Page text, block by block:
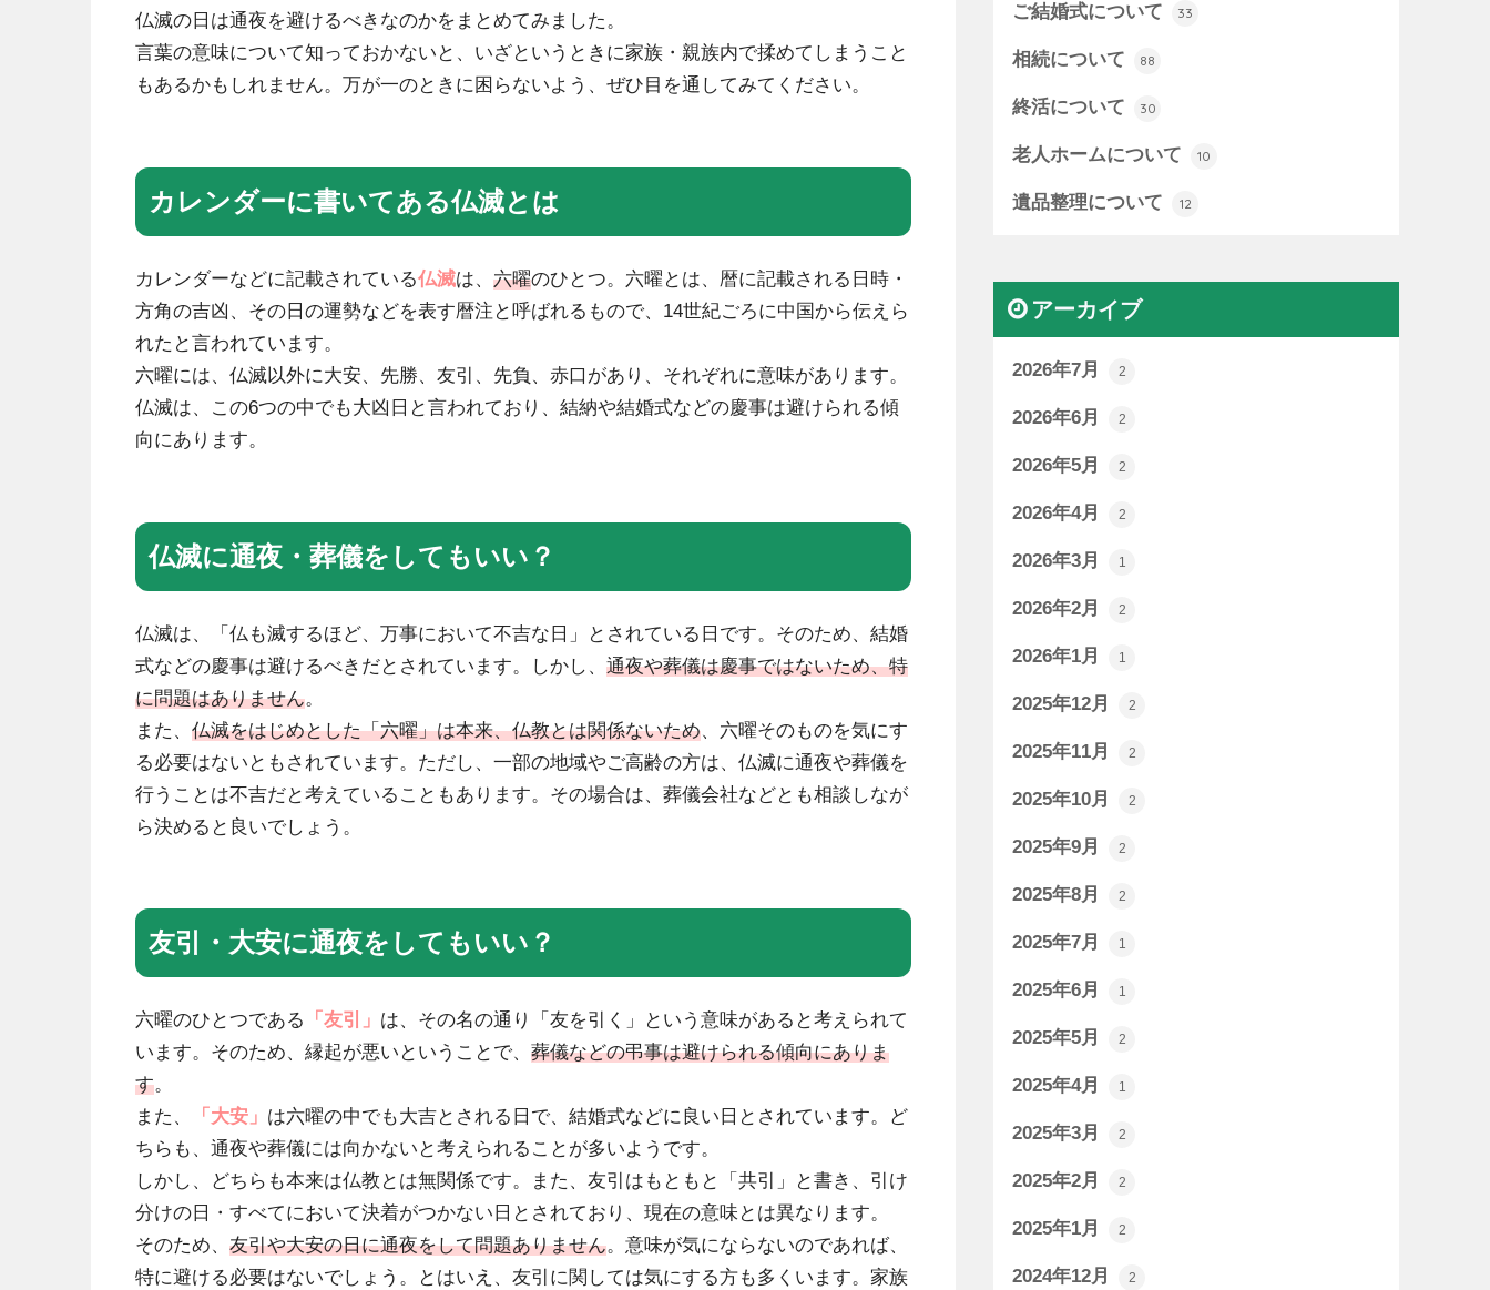
仏滅の日は通夜を避けるべきなのかをまとめてみました。
言葉の意味について知っておかないと、いざというときに家族・親族内で揉めてしまうこと
もあるかもしれません。万が一のときに困らないよう、ぜひ目を通してみてください。
カレンダーに書いてある仏滅とは
カレンダーなどに記載されている仏滅は、 六曜のひとつ。六曜とは、暦に記載される日時・
方角の吉凶、その日の運勢などを表す暦注と呼ばれるもので、14世紀ごろに中国から伝えら
れたと言われています。
六曜には、仏滅以外に大安、先勝、友引、先負、赤口があり、それぞれに意味があります。
仏滅は、この6つの中でも大凶日と言われており、結納や結婚式などの慶事は避けられる傾
向にあります。
仏滅に通夜・葬儀をしてもいい？
仏滅は、「仏も滅するほど、万事において不吉な日」とされている日です。そのため、結婚
式などの慶事は避けるべきだとされています。しかし、 通夜や葬儀は慶事ではないため、特
に問題はありません。
また、 仏滅をはじめとした「六曜」は本来、仏教とは関係ないため、六曜そのものを気にす
る必要はないともされています。ただし、一部の地域やご高齢の方は、仏滅に通夜や葬儀を
行うことは不吉だと考えていることもあります。その場合は、葬儀会社などとも相談しなが
ら決めると良いでしょう。
友引・大安に通夜をしてもいい？
六曜のひとつである 「友引」 は、その名の通り「友を引く」という意味があると考えられて
います。そのため、縁起が悪いということで、 葬儀などの弔事は避けられる傾向にありま
す。
また、
「大安」 は六曜の中でも大吉とされる日で、結婚式などに良い日とされています。ど
ちらも、通夜や葬儀には向かないと考えられることが多いようです。
しかし、どちらも本来は仏教とは無関係です。また、友引はもともと「共引」と書き、引け
分けの日・すべてにおいて決着がつかない日とされており、現在の意味とは異なります。
そのため、 友引や大安の日に通夜をして問題ありません。意味が気にならないのであれば、
特に避ける必要はないでしょう。とはいえ、友引に関しては気にする方も多くいます。家族
ご結婚式について 33
相続について 88
終活について 30
老人ホームについて 10
遺品整理について 12
アーカイブ
2026年7月 2
2026年6月 2
2026年5月 2
2026年4月 2
2026年3月 1
2026年2月 2
2026年1月 1
2025年12月 2
2025年11月 2
2025年10月 2
2025年9月 2
2025年8月 2
2025年7月 1
2025年6月 1
2025年5月 2
2025年4月 1
2025年3月 2
2025年2月 2
2025年1月 2
2024年12月 2